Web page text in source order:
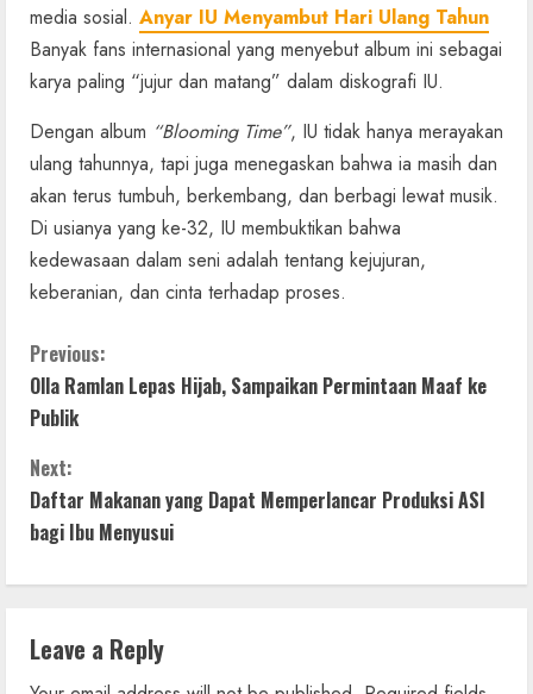
media sosial. Anyar IU Menyambut Hari Ulang Tahun
Banyak fans internasional yang menyebut album ini sebagai
karya paling “jujur dan matang” dalam diskografi IU.
Dengan album “Blooming Time”, IU tidak hanya merayakan
ulang tahunnya, tapi juga menegaskan bahwa ia masih dan
akan terus tumbuh, berkembang, dan berbagi lewat musik.
Di usianya yang ke-32, IU membuktikan bahwa
kedewasaan dalam seni adalah tentang kejujuran,
keberanian, dan cinta terhadap proses.
C
o
n
t
u
Previous:
Olla Ramlan Lepas Hijab, Sampaikan Permintaan Maaf ke
Publik
Next:
Daftar Makanan yang Dapat Memperlancar Produksi ASI
bagi Ibu Menyusui
Leave a Reply